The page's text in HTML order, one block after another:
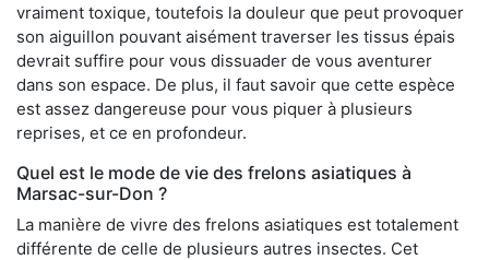
vraiment toxique, toutefois la douleur que peut provoquer
son aiguillon pouvant aisément traverser les tissus épais
devrait suffire pour vous dissuader de vous aventurer
dans son espace. De plus, il faut savoir que cette espèce
est assez dangereuse pour vous piquer à plusieurs
reprises, et ce en profondeur.
Quel est le mode de vie des frelons asiatiques à
Marsac-sur-Don ?
La manière de vivre des frelons asiatiques est totalement
différente de celle de plusieurs autres insectes. Cet